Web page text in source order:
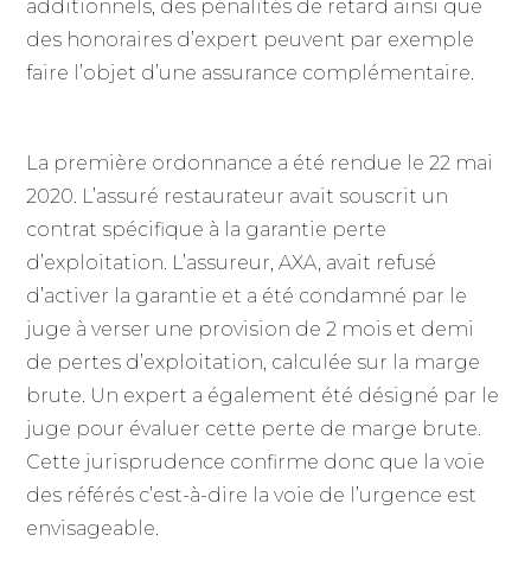
additionnels, des pénalités de retard ainsi que
des honoraires d’expert peuvent par exemple
faire l’objet d’une assurance complémentaire.
La première ordonnance a été rendue le 22 mai
2020. L’assuré restaurateur avait souscrit un
contrat spécifique à la garantie perte
d’exploitation. L’assureur, AXA, avait refusé
d’activer la garantie et a été condamné par le
juge à verser une provision de 2 mois et demi
de pertes d’exploitation, calculée sur la marge
brute. Un expert a également été désigné par le
juge pour évaluer cette perte de marge brute.
Cette jurisprudence confirme donc que la voie
des référés c’est-à-dire la voie de l’urgence est
envisageable.